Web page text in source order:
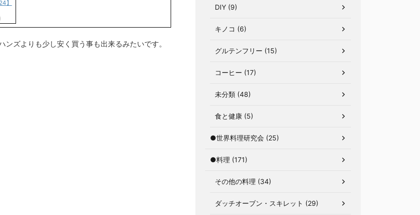
】
ズよりも少し安く買う事も出来るみたいです。
DIY (9)
キノコ (6)
グルテンフリー (15)
コーヒー (17)
未分類 (48)
食と健康 (5)
●世界料理研究会 (25)
●料理 (171)
その他の料理 (34)
ダッチオーブン・スキレット (29)